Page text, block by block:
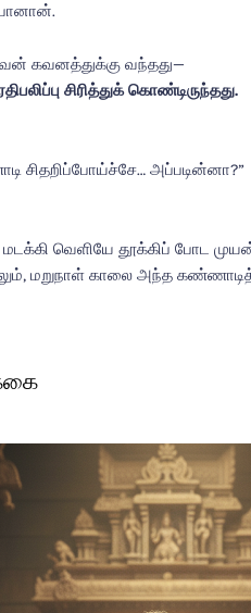
கவனத்துக்கு வந்தது—
சிரித்துக் கொண்டிருந்தது.
சிதறிப்போய்ச்சே… அப்படின்னா?”
வெளியே தூக்கிப் போட
மறுநாள் காலை அந்த